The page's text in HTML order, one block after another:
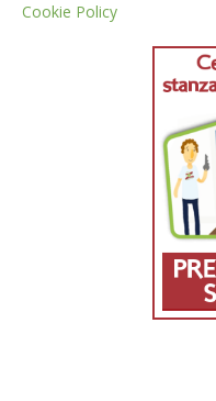
Cookie Policy